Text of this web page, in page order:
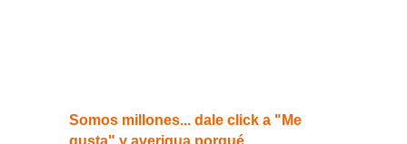
Somos millones... dale click a "Me
gusta" y averigua porqué